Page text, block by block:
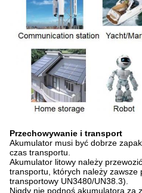
Przechowywanie i transport
Akumulator musi być dobrze
czas transportu.
Akumulator litowy należy
transportu, których należy zawsze
transportowy UN3480/UN38.3).
Nigdy nie podnoś akumulatora za